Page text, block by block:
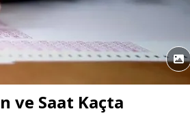
ve Saat Kaçta